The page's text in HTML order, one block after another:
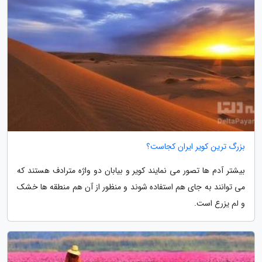
بزرگ ترین کویر ایران کجاست؟
بیشتر آدم ها تصور می نمایند کویر و بیابان دو واژه مترادف هستند که
می توانند به جای هم استفاده شوند و منظور از آن هم منطقه ها خشک
و لم یزرع است.